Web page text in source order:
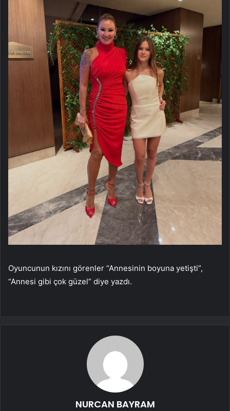
Oyuncunun kızını görenler “Annesinin boyuna yetişti”,
“Annesi gibi çok güzel” diye yazdı.
NURCAN BAYRAM